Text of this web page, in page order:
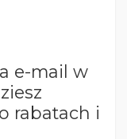
e-mail w
rabatach i